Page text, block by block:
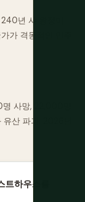
년 샤 왕정이
가 격동적인 민주
사망, 22,000명
산 파괴. 2026년
하우스를